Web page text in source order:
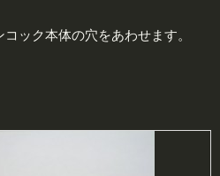
ック本体の穴をあわせます。